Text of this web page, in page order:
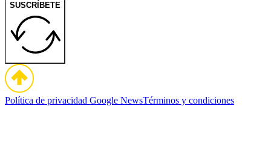
SUSCRÍBETE
Política de privacidad Google NewsTérminos y condiciones